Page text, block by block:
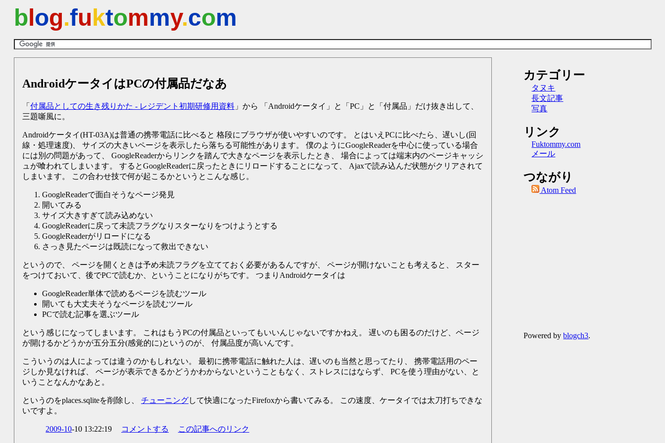
blog.fuktommy.com
AndroidケータイはPCの付属品だなあ
「 付属品としての生き残りかた - レジデント初期研修用資料 」から 「Androidケータイ」と「PC」と「付属品」だけ抜き出して、
三題噺風に。
Androidケータイ(HT-03A)は普通の携帯電話に比べると 格段にブラウザが使いやすいのです。 とはいえPCに比べたら、遅いし(回
線・処理速度)、 サイズの大きいページを表示したら落ちる可能性があります。 僕のようにGoogleReaderを中心に使っている場合
には別の問題があって、 GoogleReaderからリンクを踏んで大きなページを表示したとき、 場合によっては端末内のページキャッシ
ュが喰われてしまいます。 するとGoogleReaderに戻ったときにリロードすることになって、 Ajaxで読み込んだ状態がクリアされて
しまいます。 この合わせ技で何が起こるかというとこんな感じ。
GoogleReaderで面白そうなページ発見
開いてみる
サイズ大きすぎて読み込めない
GoogleReaderに戻って未読フラグなりスターなりをつけようとする
GoogleReaderがリロードになる
さっき見たページは既読になって救出できない
というので、 ページを開くときは予め未読フラグを立てておく必要があるんですが、 ページが開けないことも考えると、 スター
をつけておいて、後でPCで読むか、ということになりがちです。 つまりAndroidケータイは
GoogleReader単体で読めるページを読むツール
開いても大丈夫そうなページを読むツール
PCで読む記事を選ぶツール
という感じになってしまいます。 これはもうPCの付属品といってもいいんじゃないですかねえ。 遅いのも困るのだけど、ページ
が開けるかどうかが五分五分(感覚的に)というのが、 付属品度が高いんです。
こういうのは人によっては違うのかもしれない。 最初に携帯電話に触れた人は、遅いのも当然と思ってたり、 携帯電話用のペー
ジしか見なければ、 ページが表示できるかどうかわからないということもなく、ストレスにはならず、 PCを使う理由がない、と
いうことなんかなあと。
というのをplaces.sqliteを削除し、 チューニングして快適になったFirefoxから書いてみる。 この速度、ケータイでは太刀打ちできな
いですよ。
2009-10-10 13:22:19 コメントする この記事へのリンク
カテゴリー
タヌキ
長文記事
写真
リンク
Fuktommy.com
メール
つながり
Atom Feed
Powered byblogch3.